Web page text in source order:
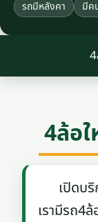
รถมีหลังคา มีค
4ล้อ
เปิดบริ
เรามีรถ4